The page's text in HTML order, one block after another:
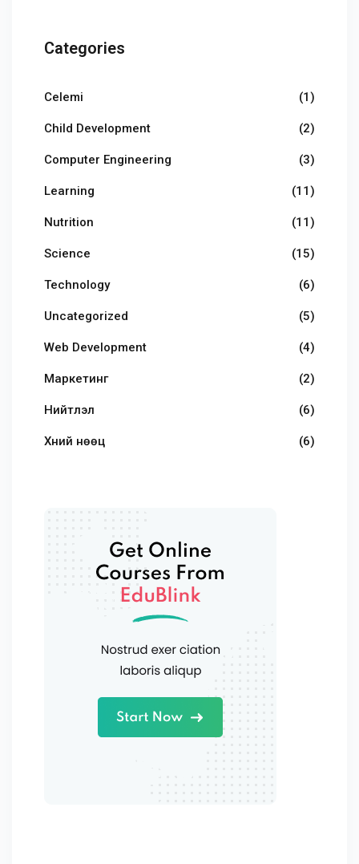
Categories
Celemi (1)
Child Development (2)
Computer Engineering (3)
Learning (11)
Nutrition (11)
Science (15)
Technology (6)
Uncategorized (5)
Web Development (4)
Маркетинг (2)
Нийтлэл (6)
Хүний нөөц (6)